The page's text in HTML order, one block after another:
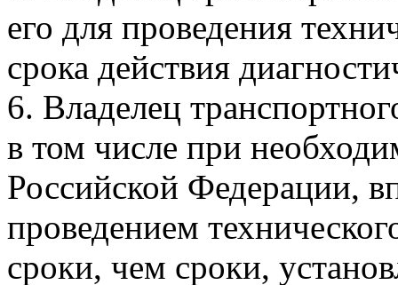
его для проведения
срока действия
6. Владелец
в том числе при
Российской Федерации,
проведением
сроки, чем сроки,